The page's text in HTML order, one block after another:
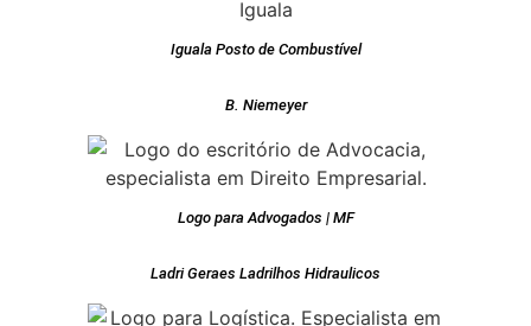
Iguala Posto de Combustível
B. Niemeyer
Logo para Advogados | MF
Ladri Geraes Ladrilhos Hidraulicos